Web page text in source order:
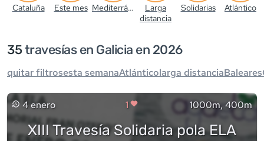
Cataluña Este mes Mediterráneo
Larga
distancia
Solidarias Atlántico
35travesías en Galicia en 2026
quitar filtrosesta semanaAtlánticolarga distanciaBaleares
4 enero 1 1000m, 400m
XIII Travesía Solidaria pola ELA